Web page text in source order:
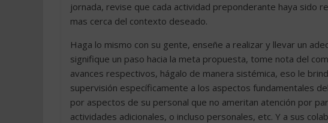
jornada, revise que cada actividad preponderante haya sido
mas cerca del contexto deseado.
Haga lo mismo con su gente, enseñe a realizar y llevar un
signifique un paso hacia la meta propuesta, tome nota del
avances respectivos, hágalo de manera sistémica, eso le
supervisión específicamente a los aspectos fundamentales
por aspectos de su personal que no ameritan atención por
actividades adicionales, o incluso personales, etc. Y a sus